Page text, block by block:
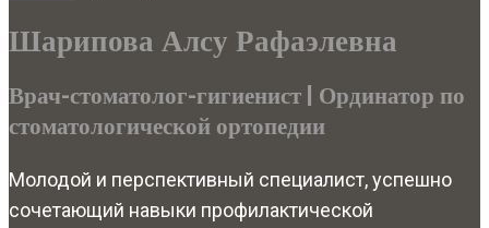
Шарипова Алсу Рафаэлевна
Врач-стоматолог-гигиенист | Ординатор по
стоматологической ортопедии
Молодой и перспективный специалист, успешно
сочетающий навыки профилактической